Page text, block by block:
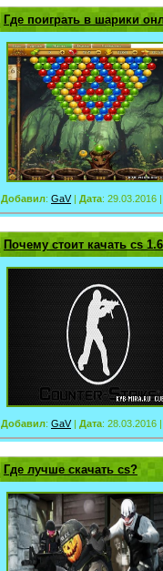
Где поиграть в шарики
Добавил: GaV| Дата: 29.03.2016 |
Почему стоит качать cs
Добавил: GaV| Дата: 28.03.2016 |
Где лучше скачать cs?